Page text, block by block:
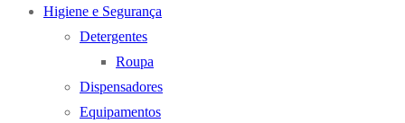
Higiene e Segurança
Detergentes
Roupa
Dispensadores
Equipamentos